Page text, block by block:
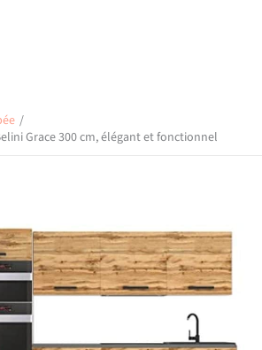
Grace 300 cm, élégant et fonctionnel